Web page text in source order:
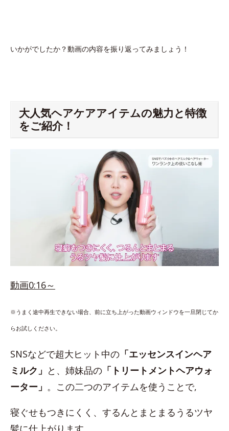
いかがでしたか？動画の内容を振り返ってみましょう！
大人気ヘアケアアイテムの魅力と特徴
をご紹介！
動画0:16～
※うまく途中再生できない場合、前に立ち上がった動画ウィンドウを一旦閉じてか
らお試しください。
SNSなどで超大ヒット中の 「エッセンスインヘア
ミルク」 と、姉妹品の 「トリートメントヘアウォ
ーター」 。この二つのアイテムを使うことで,
寝ぐせもつきにくく、するんとまとまるうるツヤ